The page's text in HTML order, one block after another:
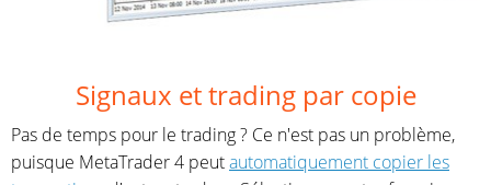
Signaux et trading par copie
Pas de temps pour le trading ? Ce n'est pas un problème,
puisque MetaTrader 4 peutautomatiquement copier les